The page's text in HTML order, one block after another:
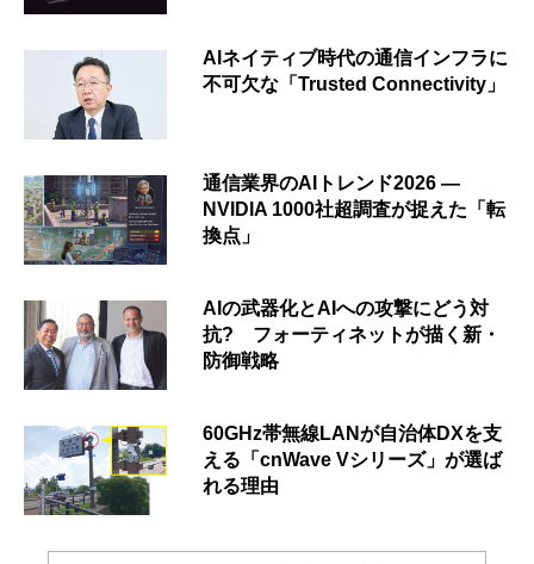
AIネイティブ時代の通信インフラに
不可欠な「Trusted Connectivity」
通信業界のAIトレンド2026 ―
NVIDIA 1000社超調査が捉えた「転
換点」
AIの武器化とAIへの攻撃にどう対
抗? フォーティネットが描く新・
防御戦略
60GHz帯無線LANが自治体DXを支
える「cnWave Vシリーズ」が選ば
れる理由